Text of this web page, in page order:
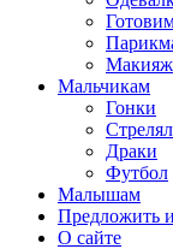
Макияж
Мальчикам
Гонки
Драки
Футбол
Малышам
Предложить
О сайте